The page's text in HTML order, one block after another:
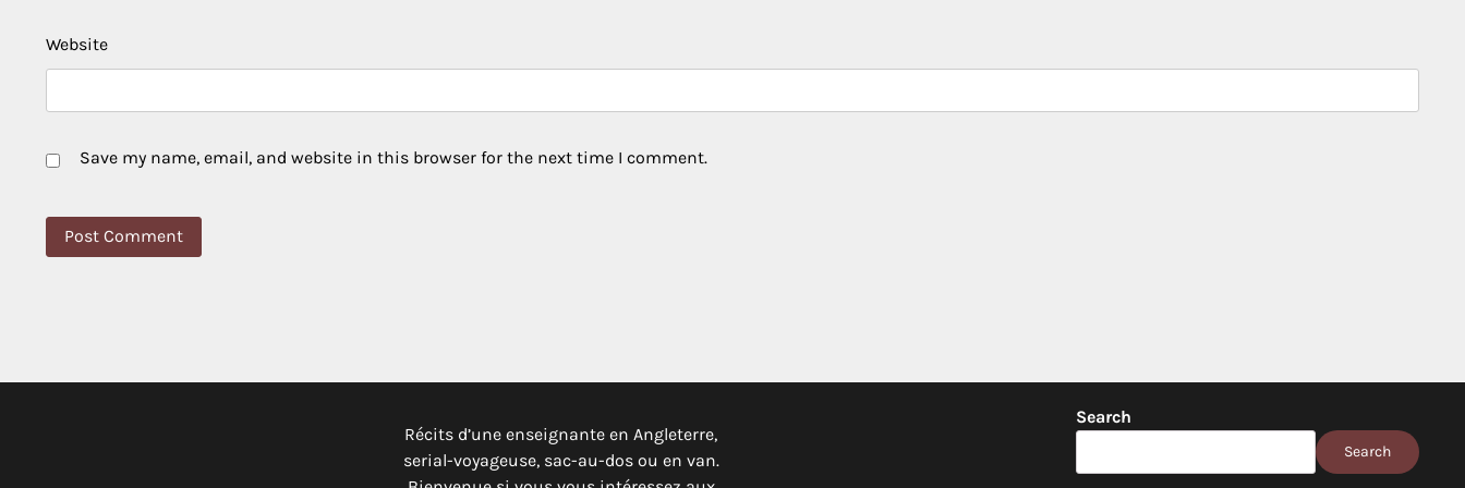
Website
Save my name, email, and website in this browser for the next time I comment.
Récits d’une enseignante en Angleterre,
serial-voyageuse, sac-au-dos ou en van.
Search
Search